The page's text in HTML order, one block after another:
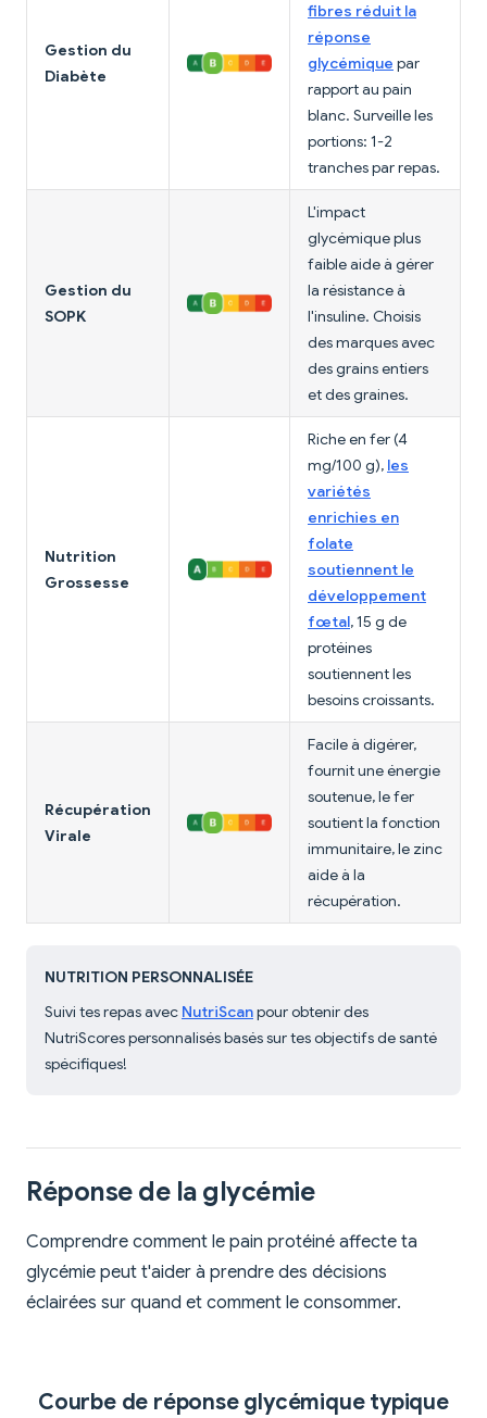
Gestion du
Diabète
fibres réduit la
réponse
glycémique par
rapport au pain
blanc. Surveille les
portions: 1-2
tranches par repas.
Gestion du
SOPK
L'impact
glycémique plus
faible aide à gérer
la résistance à
l'insuline. Choisis
des marques avec
des grains entiers
et des graines.
Nutrition
Grossesse
Riche en fer (4
mg/100 g), les
variétés
enrichies en
folate
soutiennent le
développement
fœtal, 15 g de
protéines
soutiennent les
besoins croissants.
Récupération
Virale
Facile à digérer,
fournit une énergie
soutenue, le fer
soutient la fonction
immunitaire, le zinc
aide à la
récupération.
NUTRITION PERSONNALISÉE
Suivi tes repas avec NutriScanpour obtenir des
NutriScores personnalisés basés sur tes objectifs de santé
spécifiques!
Réponse de la glycémie
Comprendre comment le pain protéiné affecte ta
glycémie peut t'aider à prendre des décisions
éclairées sur quand et comment le consommer.
Courbe de réponse glycémique typique